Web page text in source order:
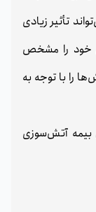
تأثیر زیادی
خود را مشخص
را با توجه به
بیمه آتش‌سوزی